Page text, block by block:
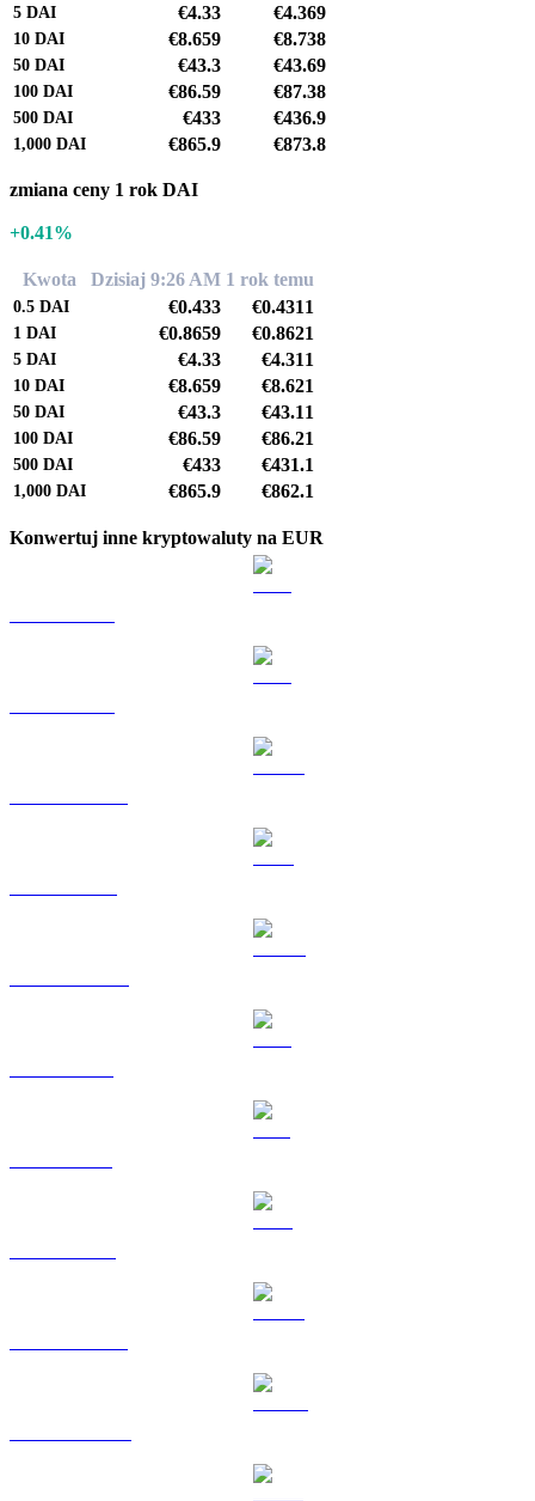
5 DAI €4.33 €4.369
10 DAI €8.659 €8.738
50 DAI €43.3 €43.69
100 DAI €86.59 €87.38
500 DAI €433 €436.9
1,000 DAI €865.9 €873.8
zmiana ceny 1 rok DAI
+0.41%
Kwota Dzisiaj 9:26 AM 1 rok temu
0.5 DAI €0.433 €0.4311
1 DAI €0.8659 €0.8621
5 DAI €4.33 €4.311
10 DAI €8.659 €8.621
50 DAI €43.3 €43.11
100 DAI €86.59 €86.21
500 DAI €433 €431.1
1,000 DAI €865.9 €862.1
Konwertuj inne kryptowaluty na EUR